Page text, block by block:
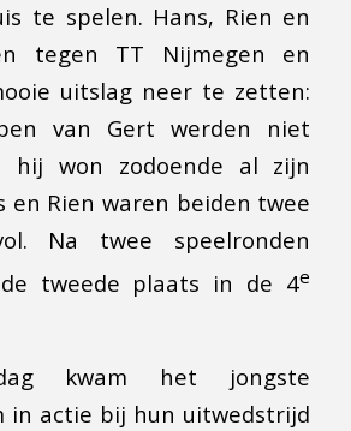
te spelen. Hans, Rien en
tegen TT Nijmegen en
uitslag neer te zetten:
van Gert werden niet
hij won zodoende al zijn
en Rien waren beiden twee
Na twee speelronden
tweede plaats in de 4e
kwam het jongste
in actie bij hun uitwedstrijd